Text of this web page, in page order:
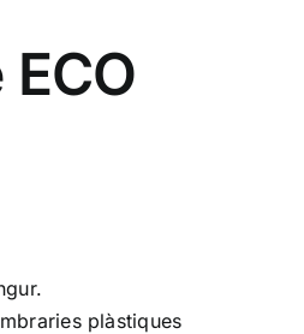
plàstiques